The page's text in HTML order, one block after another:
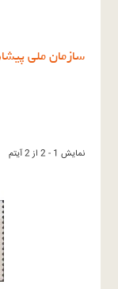
سازمان ملی
نمایش 1 - 2 از 2 آیتم